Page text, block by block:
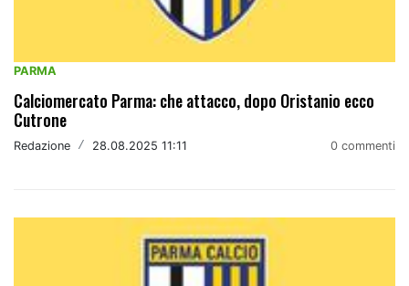
PARMA
Calciomercato Parma: che attacco, dopo Oristanio ecco
Cutrone
Redazione / 28.08.2025 11:11 0 commenti